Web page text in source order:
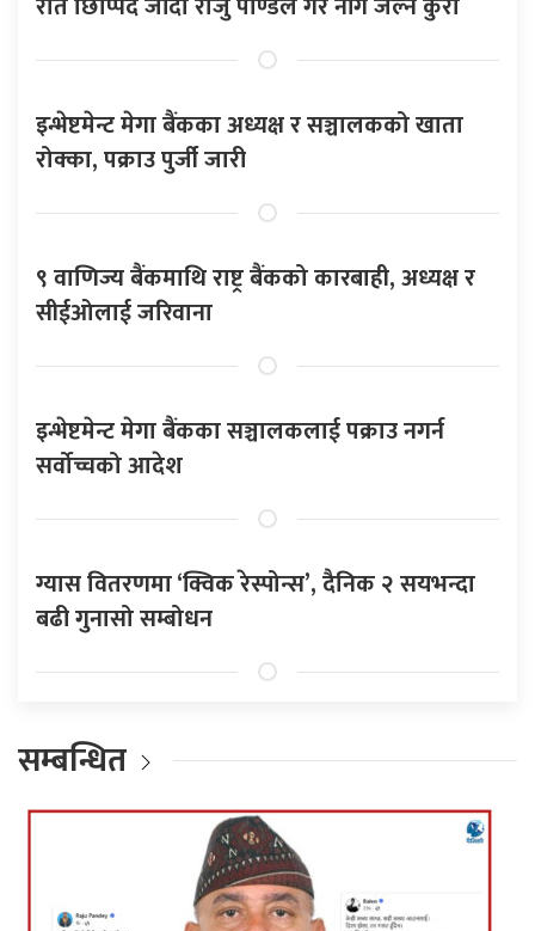
इन्भेष्टमेन्ट मेगा बैंकका अध्यक्ष र सञ्चालकको खाता
रोक्का, पक्राउ पुर्जी जारी
९ वाणिज्य बैंकमाथि राष्ट्र बैंकको कारबाही, अध्यक्ष र
सीईओलाई जरिवाना
इन्भेष्टमेन्ट मेगा बैंकका सञ्चालकलाई पक्राउ नगर्न
सर्वोच्चको आदेश
ग्यास वितरणमा ‘क्विक रेस्पोन्स’, दैनिक २ सयभन्दा
बढी गुनासो सम्बोधन
सम्बन्धित